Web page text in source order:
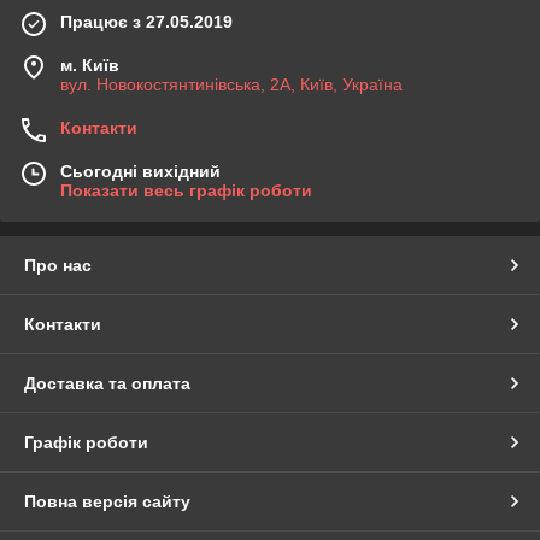
Працює з 27.05.2019
м. Київ
вул. Новокостянтинівська, 2А, Київ, Україна
Контакти
Сьогодні вихідний
Показати весь графік роботи
Про нас
Контакти
Доставка та оплата
Графік роботи
Повна версія сайту